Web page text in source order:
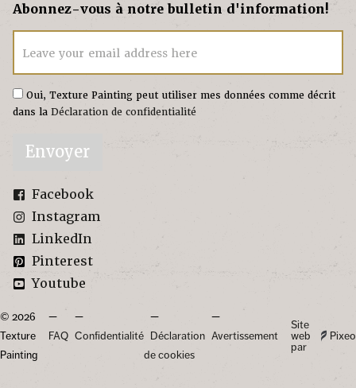
Abonnez-vous à notre bulletin d'information!
Leave your email address here
Oui, Texture Painting peut utiliser mes données comme décrit
dans la Déclaration de confidentialité
Envoyer
Facebook
Instagram
LinkedIn
Pinterest
Youtube
© 2026
Texture
Painting
FAQ Confidentialité Déclaration
de cookies
Avertissement
Site
web
par
Pixeo